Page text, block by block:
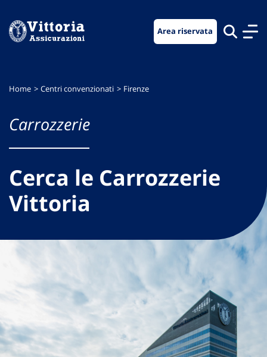
menu
contenuto
footer
Area riservata
Home Centri convenzionati Firenze
Carrozzerie
Cerca le Carrozzerie
Vittoria